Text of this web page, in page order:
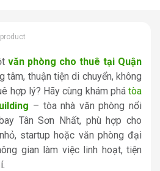
văn phòng cho thuê tại Quận
tâm, thuận tiện di chuyển, không
hợp lý? Hãy cùng khám phá tòa
– tòa nhà văn phòng nổi
Tân Sơn Nhất, phù hợp cho
startup hoặc văn phòng đại
gian làm việc linh hoạt, tiện